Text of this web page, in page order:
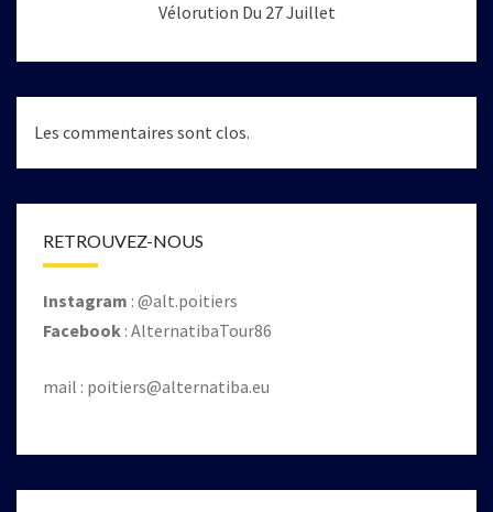
Vélorution Du 27 Juillet
Les commentaires sont clos.
RETROUVEZ-NOUS
Instagram : @alt.poitiers
Facebook : AlternatibaTour86
mail : poitiers@alternatiba.eu